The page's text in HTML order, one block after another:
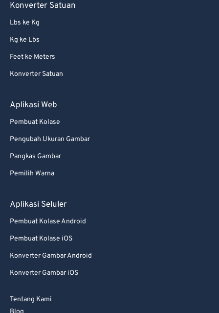
Konverter Satuan
Lbs ke Kg
Kg ke Lbs
Feet ke Meters
Konverter Satuan
Aplikasi Web
Pembuat Kolase
Pengubah Ukuran Gambar
Pangkas Gambar
Pemilih Warna
Aplikasi Seluler
Pembuat Kolase Android
Pembuat Kolase iOS
Konverter Gambar Android
Konverter Gambar iOS
Tentang Kami